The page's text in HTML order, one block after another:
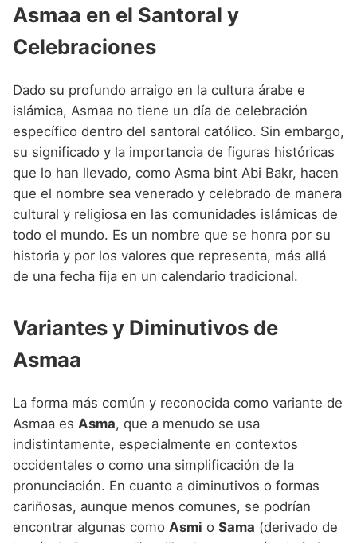
Asmaa en el Santoral y
Celebraciones
Dado su profundo arraigo en la cultura árabe e
islámica, Asmaa no tiene un día de celebración
específico dentro del santoral católico. Sin embargo,
su significado y la importancia de figuras históricas
que lo han llevado, como Asma bint Abi Bakr, hacen
que el nombre sea venerado y celebrado de manera
cultural y religiosa en las comunidades islámicas de
todo el mundo. Es un nombre que se honra por su
historia y por los valores que representa, más allá
de una fecha fija en un calendario tradicional.
Variantes y Diminutivos de
Asmaa
La forma más común y reconocida como variante de
Asmaa es Asma, que a menudo se usa
indistintamente, especialmente en contextos
occidentales o como una simplificación de la
pronunciación. En cuanto a diminutivos o formas
cariñosas, aunque menos comunes, se podrían
encontrar algunas como Asmi o Sama (derivado de